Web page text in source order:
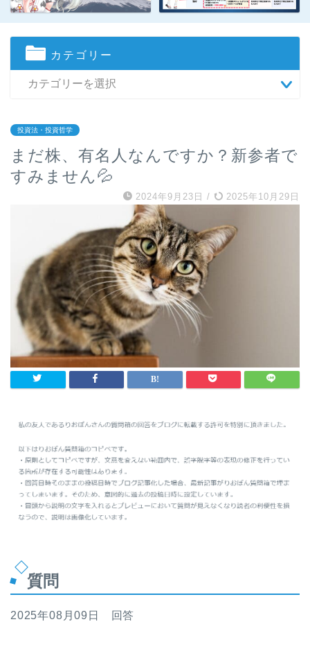
カテゴリー
投資法・投資哲学
まだ株、有名人なんですか？新参者で
すみません💦
2024年9月23日 / 2025年10月29日
質問
2025年08月09日 回答